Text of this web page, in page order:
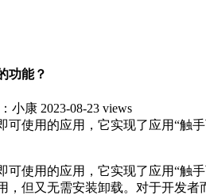
功能？
小康 2023-08-23 views
可使用的应用，它实现了应用“触
可使用的应用，它实现了应用“触
，但又无需安装卸载。对于开发